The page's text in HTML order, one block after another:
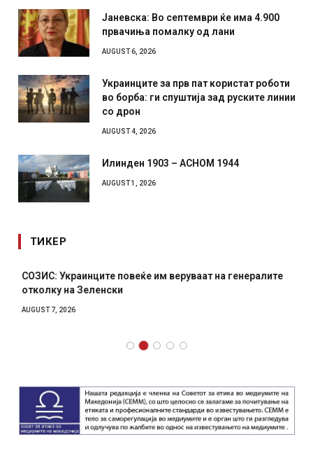
Јаневска: Во септември ќе има 4.900
првачиња помалку од лани
AUGUST 6, 2026
Украинците за прв пат користат роботи
во борба: ги спуштија зад руските линии
со дрон
AUGUST 4, 2026
Илинден 1903 – АСНОМ 1944
AUGUST 1, 2026
ТИКЕР
СОЗИС: Украинците повеќе им веруваат на генералите
отколку на Зеленски
AUGUST 7, 2026